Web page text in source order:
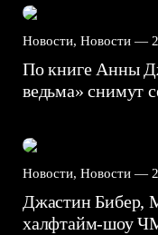
Новости, Новости —
По книге Анны
ведьма» снимут
Новости, Новости —
Джастин Бибер,
халфтайм-шоу